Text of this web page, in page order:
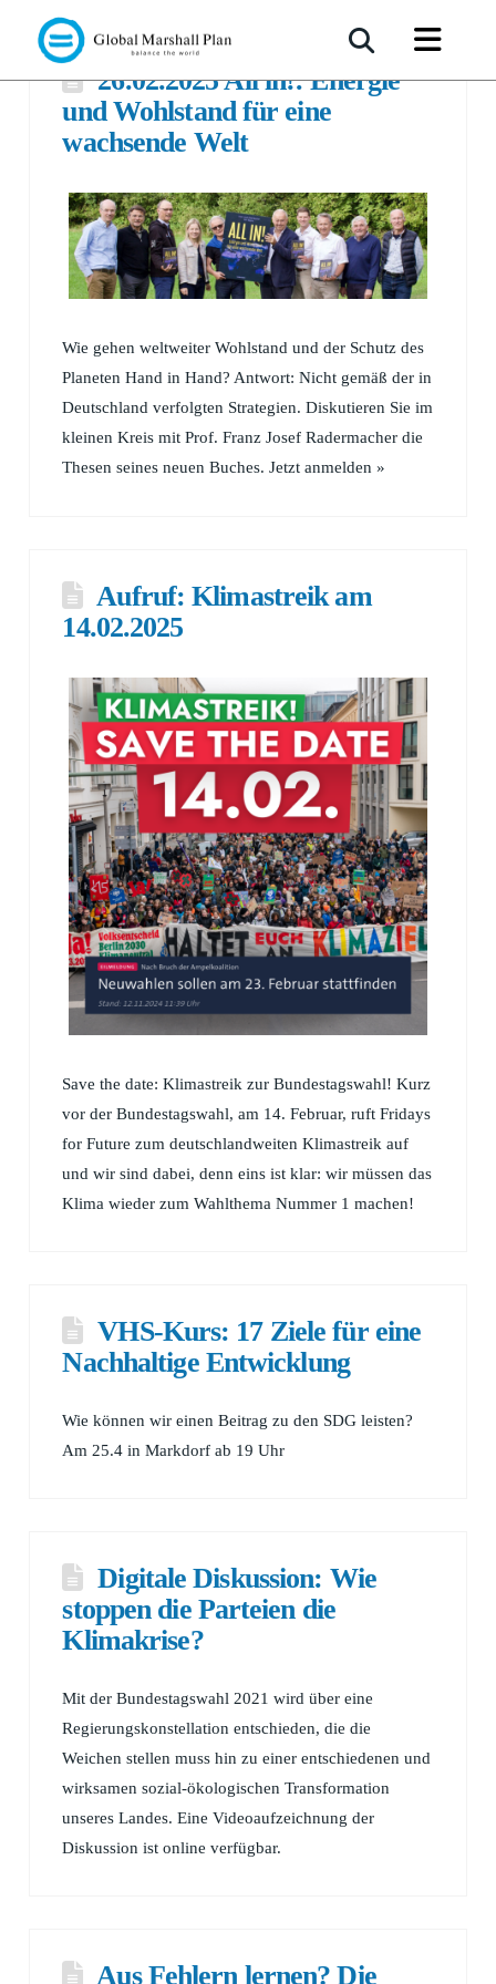
26.02.2025 All in!: Energie
und Wohlstand für eine
wachsende Welt
Wie gehen weltweiter Wohlstand und der Schutz des
Planeten Hand in Hand? Antwort: Nicht gemäß der in
Deutschland verfolgten Strategien. Diskutieren Sie im
kleinen Kreis mit Prof. Franz Josef Radermacher die
Thesen seines neuen Buches. Jetzt anmelden »
Aufruf: Klimastreik am
14.02.2025
Save the date: Klimastreik zur Bundestagswahl! Kurz
vor der Bundestagswahl, am 14. Februar, ruft Fridays
for Future zum deutschlandweiten Klimastreik auf
und wir sind dabei, denn eins ist klar: wir müssen das
Klima wieder zum Wahlthema Nummer 1 machen!
VHS-Kurs: 17 Ziele für eine
Nachhaltige Entwicklung
Wie können wir einen Beitrag zu den SDG leisten?
Am 25.4 in Markdorf ab 19 Uhr
Digitale Diskussion: Wie
stoppen die Parteien die
Klimakrise?
Mit der Bundestagswahl 2021 wird über eine
Regierungskonstellation entschieden, die die
Weichen stellen muss hin zu einer entschiedenen und
wirksamen sozial-ökologischen Transformation
unseres Landes. Eine Videoaufzeichnung der
Diskussion ist online verfügbar.
Aus Fehlern lernen? Die